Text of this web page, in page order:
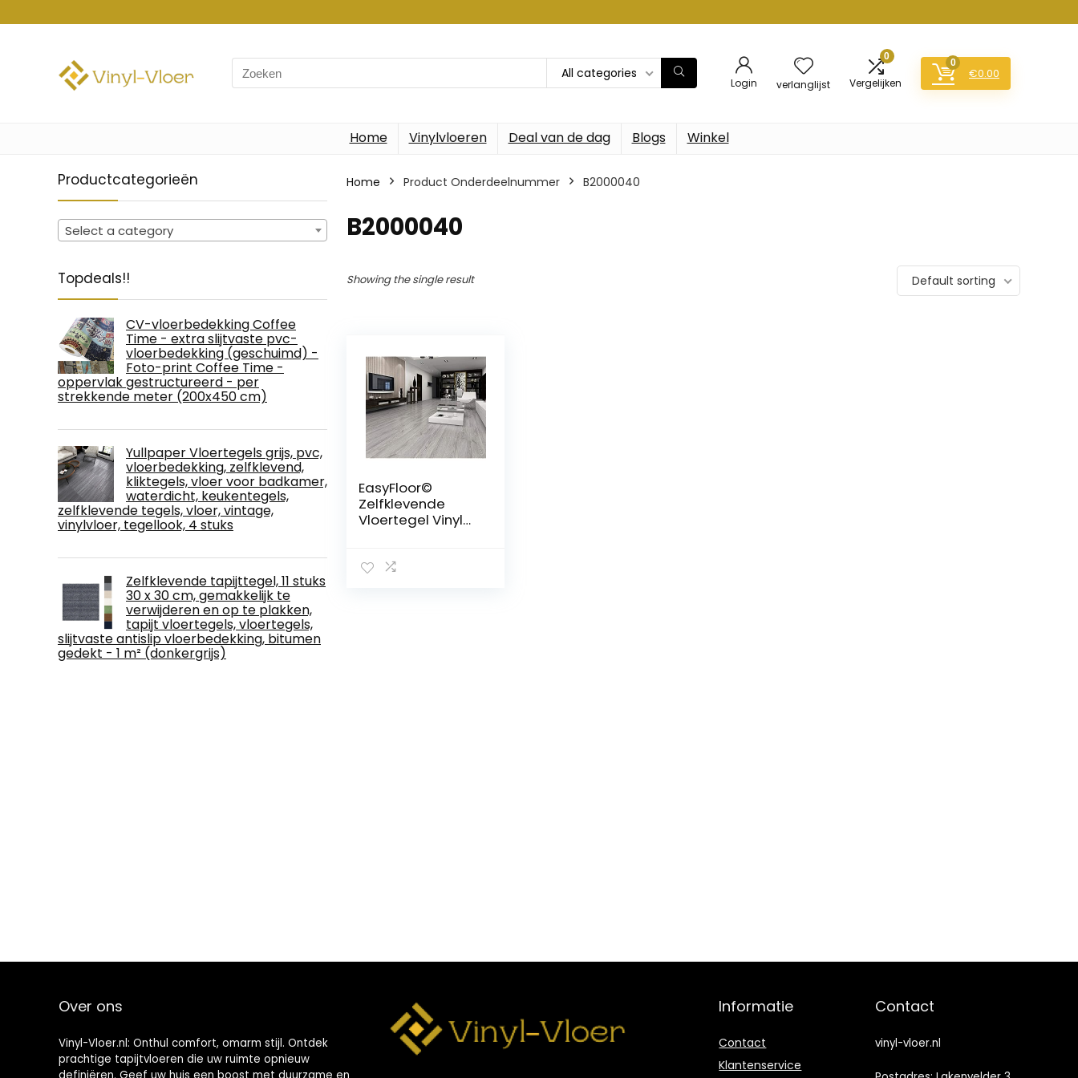
Search
for:
All categories
Login verlanglijst
0
Vergelijken
0
€0.00
Home Vinylvloeren Deal van de dag Blogs Winkel
Productcategorieën
Select a category
Topdeals!!
CV-vloerbedekking Coffee
Time - extra slijtvaste pvc-
vloerbedekking (geschuimd) -
Foto-print Coffee Time -
oppervlak gestructureerd - per
strekkende meter (200x450 cm)
Yullpaper Vloertegels grijs, pvc,
vloerbedekking, zelfklevend,
kliktegels, vloer voor badkamer,
waterdicht, keukentegels,
zelfklevende tegels, vloer, vintage,
vinylvloer, tegellook, 4 stuks
Zelfklevende tapijttegel, 11 stuks
30 x 30 cm, gemakkelijk te
verwijderen en op te plakken,
tapijt vloertegels, vloertegels,
slijtvaste antislip vloerbedekking, bitumen
gedekt - 1 m² (donkergrijs)
Home Product Onderdeelnummer ‎B2000040
‎B2000040
Showing the single result Default sorting
EasyFloor©
Zelfklevende
Vloertegel Vinyl
Hout Effect Peel
Over ons
Vinyl-Vloer.nl: Onthul comfort, omarm stijl. Ontdek
prachtige tapijtvloeren die uw ruimte opnieuw
Informatie
Contact
Klantenservice
Contact
vinyl-vloer.nl